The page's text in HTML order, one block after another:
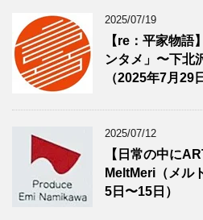
2025/07/19
【re：平家物語
ンタメ」〜下北
（2025年7月29
2025/07/12
【日常の中に
MeltMeri（メル
5日〜15日）